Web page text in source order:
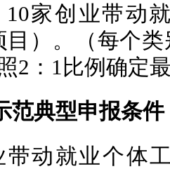
家创业带动
目）。（每个
2：1比例确定
范典型申报条件
带动就业个体